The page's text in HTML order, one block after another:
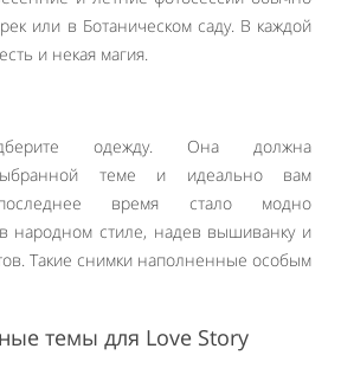
или в Ботаническом саду. В каждой
и некая магия.
одежду. Она должна
выбранной теме и идеально вам
время стало модно
народном стиле, надев вышиванку и
Такие снимки наполненные особым
темы для Love Story